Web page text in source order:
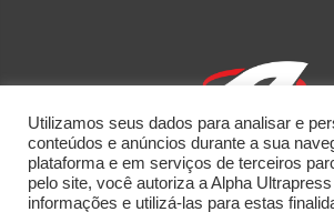
Utilizamos seus dados para analisar e
conteúdos e anúncios durante a sua
plataforma e em serviços de terceiros
pelo site, você autoriza a Alpha
informações e utilizá-las para estas